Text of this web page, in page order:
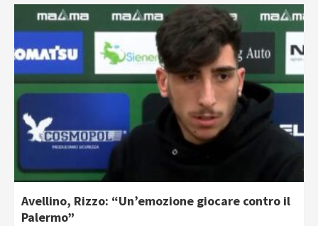
Avellino, Rizzo: “Un’emozione giocare contro il
Palermo”